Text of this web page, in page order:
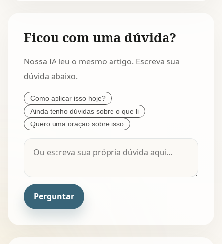
Ficou com uma dúvida?
Nossa IA leu o mesmo artigo. Escreva sua
dúvida abaixo.
Como aplicar isso hoje?
Ainda tenho dúvidas sobre o que li
Quero uma oração sobre isso
Perguntar